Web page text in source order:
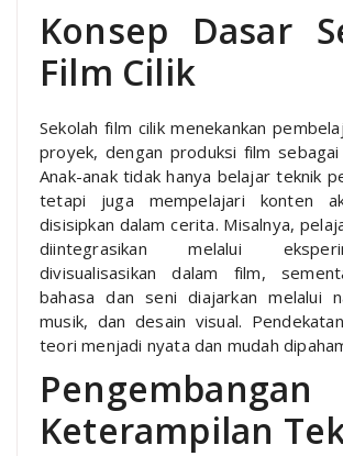
Konsep Dasar
Film Cilik
Sekolah film cilik menekankan
proyek, dengan produksi film
Anak-anak tidak hanya belajar teknik
tetapi juga mempelajari konten
disisipkan dalam cerita. Misalnya,
diintegrasikan melalui
divisualisasikan dalam film,
bahasa dan seni diajarkan melalui
musik, dan desain visual.
teori menjadi nyata dan mudah
Pengembangan
Keterampilan